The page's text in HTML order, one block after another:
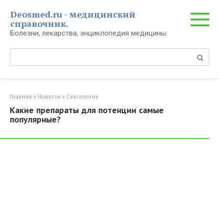
контенту
Deosmed.ru - медицинский
справочник.
Болезни, лекарства, энциклопедия медицины.
Главная » Новости » Сексология
Какие препараты для потенции самые
популярные?